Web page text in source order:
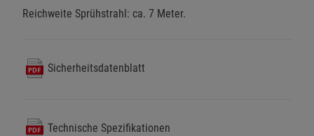
Reichweite Sprühstrahl: ca. 7 Meter.
Sicherheitsdatenblatt
Technische Spezifikationen